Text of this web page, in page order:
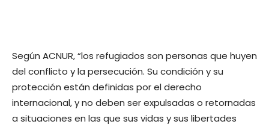
Según ACNUR, “los refugiados son personas que huyen
del conflicto y la persecución. Su condición y su
protección están definidas por el derecho
internacional, y no deben ser expulsadas o retornadas
a situaciones en las que sus vidas y sus libertades